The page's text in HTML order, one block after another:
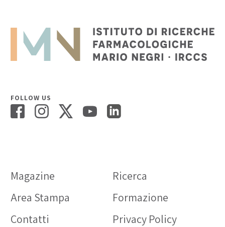
FOLLOW US
Magazine
Ricerca
Area Stampa
Formazione
Contatti
Privacy Policy